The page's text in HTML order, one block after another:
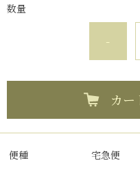
数量
-
カー
便種 宅急便